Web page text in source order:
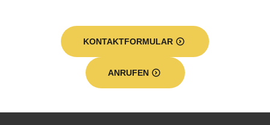
KONTAKTFORMULAR
ANRUFEN